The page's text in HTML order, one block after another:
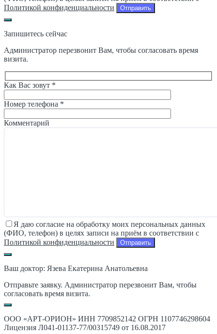
Политикой конфиденциальности
Запишитесь сейчас
Администратор перезвонит Вам, чтобы согласовать время
визита.
Как Вас зовут *
Номер телефона *
Комментарий
Я даю согласие на обработку моих персональных данных
(ФИО, телефон) в целях записи на приём в соответствии с
Политикой конфиденциальности
Ваш доктор: Язева Екатерина Анатольевна
Отправьте заявку. Администратор перезвонит Вам, чтобы
согласовать время визита.
ООО «АРТ-ОРИОН» ИНН 7709852142 ОГРН 1107746298604
Лицензия Л041-01137-77/00315749 от 16.08.2017